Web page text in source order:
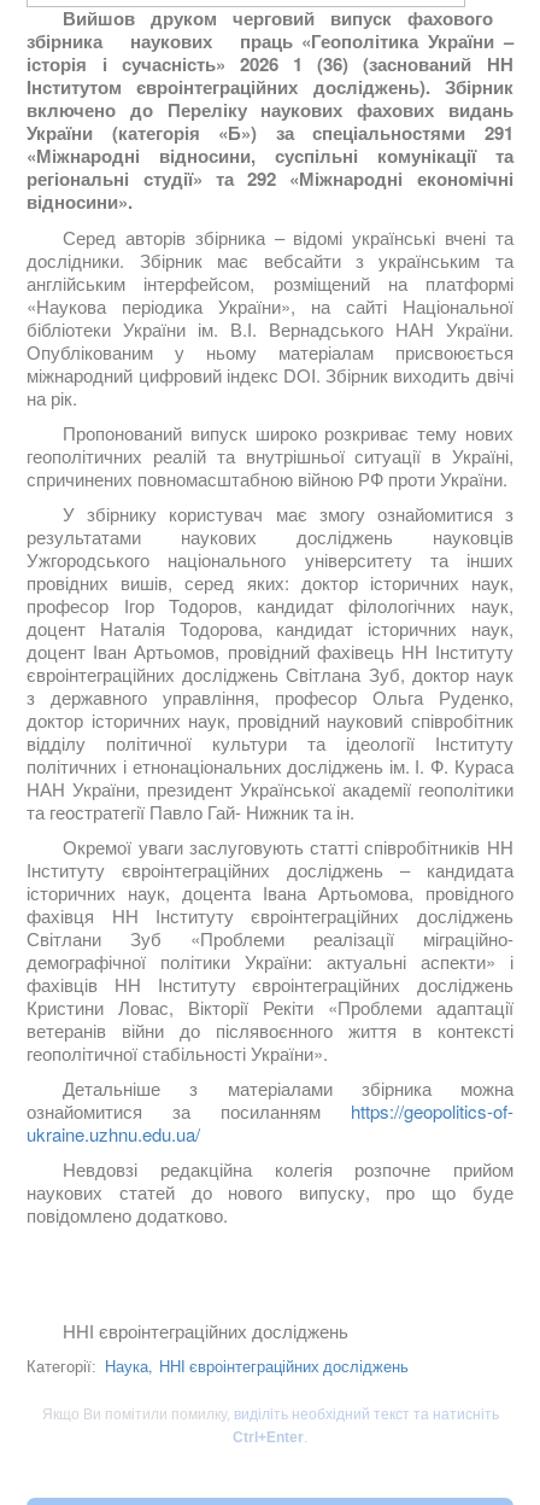
Вийшов друком черговий випуск фахового
збірника наукових праць «Геополітика України –
історія і сучасність» 2026 1 (36)(заснований НН
Інститутом євроінтеграційних досліджень). Збірник
включено до Переліку наукових фахових видань
України (категорія «Б») за спеціальностями 291
«Міжнародні відносини, суспільні комунікації та
регіональні студії» та 292 «Міжнародні економічні
відносини».
Серед авторів збірника – відомі українські вчені та
дослідники. Збірник має вебсайти з українським та
англійським інтерфейсом, розміщений на платформі
«Наукова періодика України», на сайті Національної
бібліотеки України ім. В.І. Вернадського НАН України.
Опублікованим у ньому матеріалам присвоюється
міжнародний цифровий індекс DOI.Збірник виходить двічі
на рік.
Пропонований випуск широко розкриває тему нових
геополітичних реалій та внутрішньої ситуації в Україні,
спричинених повномасштабною війною РФ проти України.
У збірнику користувач має змогу ознайомитися з
результатами наукових досліджень науковців
Ужгородського національного університету та інших
провідних вишів, серед яких: доктор історичних наук,
професор Ігор Тодоров, кандидат філологічних наук,
доцент Наталія Тодорова, кандидат історичних наук,
доцент Іван Артьомов, провідний фахівець НН Інституту
євроінтеграційних дослідженьСвітлана Зуб, доктор наук
з державного управління, професор Ольга Руденко,
доктор історичних наук, провідний науковий співробітник
відділу політичної культури та ідеології Інституту
політичних і етнонаціональних досліджень ім. І. Ф. Кураса
НАН України, президент Української академії геополітики
та геостратегії Павло Гай- Нижник та ін.
Окремої уваги заслуговуютьстатті співробітників НН
Інституту євроінтеграційних досліджень – кандидата
історичних наук, доцента Івана Артьомова, провідного
фахівця НН Інституту євроінтеграційних досліджень
Світлани Зуб «Проблеми реалізації міграційно-
демографічної політики України: актуальні аспекти» і
фахівців НН Інституту євроінтеграційних досліджень
Кристини Ловас, Вікторії Рекіти «Проблеми адаптації
ветеранів війни до післявоєнного життя в контексті
геополітичної стабільності України».
Детальніше з матеріалами збірника можна
ознайомитися за посиланням https://geopolitics-of-
ukraine.uzhnu.edu.ua/
Невдовзі редакційна колегія розпочне прийом
наукових статей до нового випуску, про що буде
повідомлено додатково.
ННІ євроінтеграційних досліджень
Категорії: Наука, ННІ євроінтеграційних досліджень
Якщо Ви помітили помилку, виділіть необхідний текст та натисніть
Ctrl+Enter